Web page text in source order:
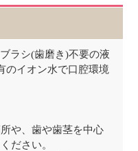
ラシ(歯磨き)不要の液
のイオン水で口腔環境
や、歯や歯茎を中心
ださい。